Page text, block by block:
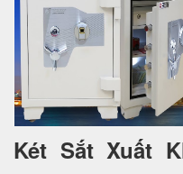
Két Sắt Xuất